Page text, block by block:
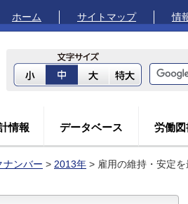
ホーム サイトマップ 情
情報 データベース 労働
ナンバー > 2013年 > 雇用の維持・安定